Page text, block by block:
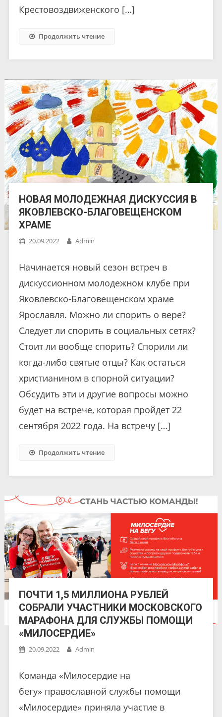
Крестовоздвиженского […]
Продолжить чтение
НОВАЯ МОЛОДЕЖНАЯ ДИСКУССИЯ В
ЯКОВЛЕВСКО-БЛАГОВЕЩЕНСКОМ
ХРАМЕ
20.09.2022 Admin
Начинается новый сезон встреч в
дискуссионном молодежном клубе при
Яковлевско-Благовещенском храме
Ярославля. Можно ли спорить о вере?
Следует ли спорить в социальных сетях?
Стоит ли вообще спорить? Спорили ли
когда-либо святые отцы? Как остаться
христианином в спорной ситуации?
Обсудить эти и другие вопросы можно
будет на встрече, которая пройдет 22
сентября 2022 года. На встречу […]
Продолжить чтение
ПОЧТИ 1,5 МИЛЛИОНА РУБЛЕЙ
СОБРАЛИ УЧАСТНИКИ МОСКОВСКОГО
МАРАФОНА ДЛЯ СЛУЖБЫ ПОМОЩИ
«МИЛОСЕРДИЕ»
20.09.2022 Admin
Команда «Милосердие на
бегу» православной службы помощи
«Милосердие» приняла участие в